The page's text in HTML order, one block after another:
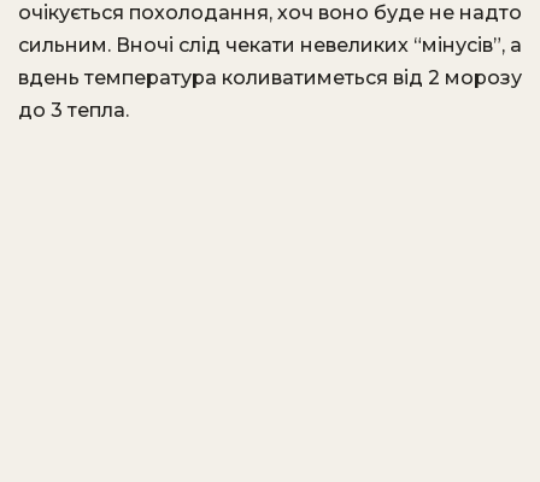
очікується похолодання, хоч воно буде не надто
сильним. Вночі слід чекати невеликих “мінусів”, а
вдень температура коливатиметься від 2 морозу
до 3 тепла.